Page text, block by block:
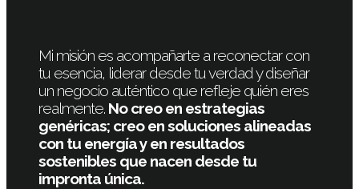
Mi misión es acompañarte a reconectar con
tu esencia, liderar desde tu verdad y diseñar
un negocio auténtico que refleje quién eres
realmente. No creo en estrategias
genéricas; creo en soluciones alineadas
con tu energía y en resultados
sostenibles que nacen desde tu
impronta única.